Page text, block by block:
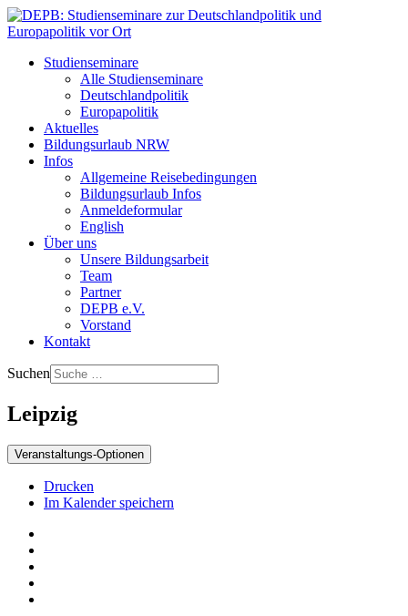
Studienseminare
Alle Studienseminare
Deutschlandpolitik
Europapolitik
Aktuelles
Bildungsurlaub NRW
Infos
Allgemeine Reisebedingungen
Bildungsurlaub Infos
Anmeldeformular
English
Über uns
Unsere Bildungsarbeit
Team
Partner
DEPB e.V.
Vorstand
Kontakt
Suchen
Leipzig
Veranstaltungs-Optionen
Drucken
Im Kalender speichern